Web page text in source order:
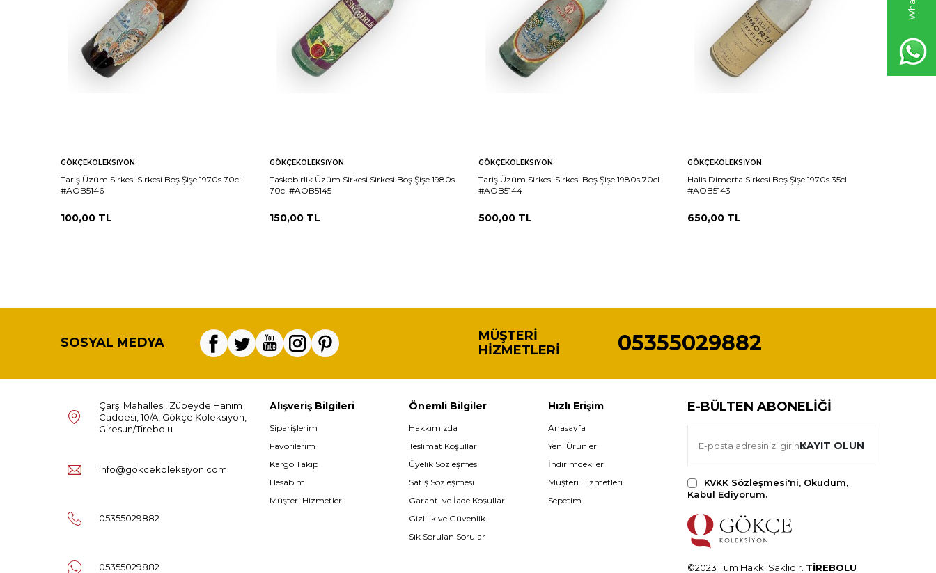
GÖKÇEKOLEKSIYON
Tariş Üzüm Sirkesi Sirkesi Boş Şişe 1970s 70cl
#AOB5146
100,00 TL
GÖKÇEKOLEKSIYON
Taskobirlik Üzüm Sirkesi Sirkesi Boş Şişe 1980s
70cl #AOB5145
150,00 TL
GÖKÇEKOLEKSIYON
Tariş Üzüm Sirkesi Sirkesi Boş Şişe 1980s 70cl
#AOB5144
500,00 TL
GÖKÇEKOLEKSIYON
Halis Dimorta Sirkesi Boş Şişe 1970s 35cl
#AOB5143
650,00 TL
SOSYAL MEDYA
MÜŞTERI
HIZMETLERI
05355029882
Çarşı Mahallesi, Zübeyde Hanım
Caddesi, 10/A, Gökçe Koleksiyon,
Giresun/Tirebolu
info@gokcekoleksiyon.com
05355029882
05355029882
Alışveriş Bilgileri
Siparişlerim
Favorilerim
Kargo Takip
Hesabım
Müşteri Hizmetleri
Önemli Bilgiler
Hakkımızda
Teslimat Koşulları
Üyelik Sözleşmesi
Satış Sözleşmesi
Garanti ve İade Koşulları
Gizlilik ve Güvenlik
Sık Sorulan Sorular
Hızlı Erişim
Anasayfa
Yeni Ürünler
İndirimdekiler
Müşteri Hizmetleri
Sepetim
E-BÜLTEN ABONELIĞI
KAYIT OLUN
KVKK Sözleşmesi'ni, Okudum,
Kabul Ediyorum.
©2023 Tüm Hakkı Saklıdır. TİREBOLU